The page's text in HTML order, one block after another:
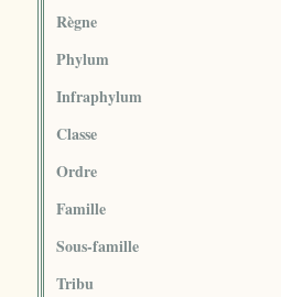
Règne
Phylum
Infraphylum
Classe
Ordre
Famille
Sous-famille
Tribu